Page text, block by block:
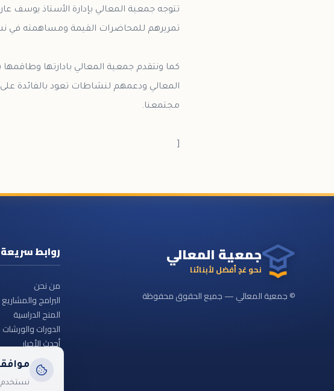
تتوجه جمعية المعالي بإدارة الأستاذ يوسف
كما ونتقدم جمعية المعالي بادارتها
المعالي ودعمهم لنشاطات تعود بالفائدة على
[
جمعية المعالي
نحو غدٍ أفضل لأبنائنا
© جمعية المعالي — جميع الحقوق محفوظة
روابط سريعة
من نحن
البرامج والمشاريع
المنح الدراسية
الدورات والورشات
أحدث الأخبار
الأسئلة الشائعة
نستخدم